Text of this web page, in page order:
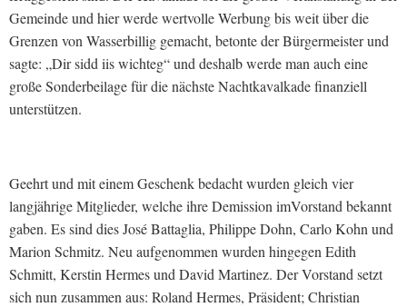
Gemeinde und hier werde wertvolle Werbung bis weit über die
Grenzen von Wasserbillig gemacht, betonte der Bürgermeister und
sagte: „Dir sidd iis wichteg“ und deshalb werde man auch eine
große Sonderbeilage für die nächste Nachtkavalkade finanziell
unterstützen.
Geehrt und mit einem Geschenk bedacht wurden gleich vier
langjährige Mitglieder, welche ihre Demission imVorstand bekannt
gaben. Es sind dies José Battaglia, Philippe Dohn, Carlo Kohn und
Marion Schmitz. Neu aufgenommen wurden hingegen Edith
Schmitt, Kerstin Hermes und David Martinez. Der Vorstand setzt
sich nun zusammen aus: Roland Hermes, Präsident; Christian